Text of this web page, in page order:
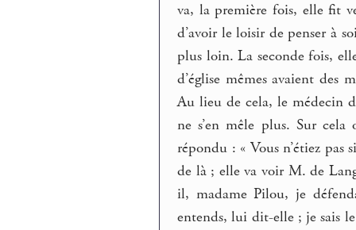
va, la première fois, elle fit
d’avoir le loisir de penser à
plus loin. La seconde fois,
d’église mêmes avaient des
Au lieu de cela, le médecin
ne s’en mêle plus. Sur
répondu : « Vous n’étiez pas
de là ; elle va voir M. de
il, madame Pilou, je
entends, lui dit-elle ; je sais